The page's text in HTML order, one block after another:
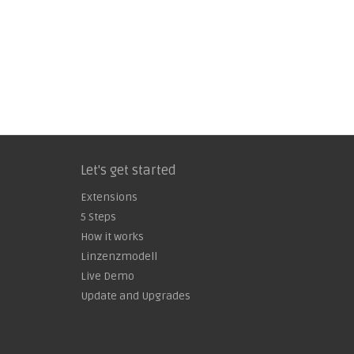
Let's get started
Extensions
5 Steps
How it works
Linzenzmodell
Live Demo
Update and Upgrades